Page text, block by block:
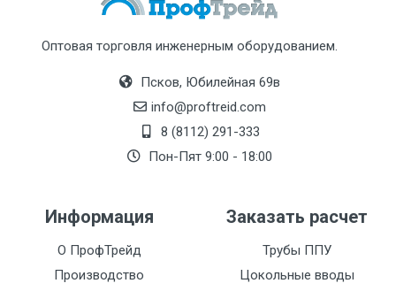
Оптовая торговля инженерным оборудованием.
Псков, Юбилейная 69в
info@proftreid.com
8 (8112) 291-333
Пон-Пят 9:00 - 18:00
Информация
О ПрофТрейд
Производство
Заказать расчет
Трубы ППУ
Цокольные вводы